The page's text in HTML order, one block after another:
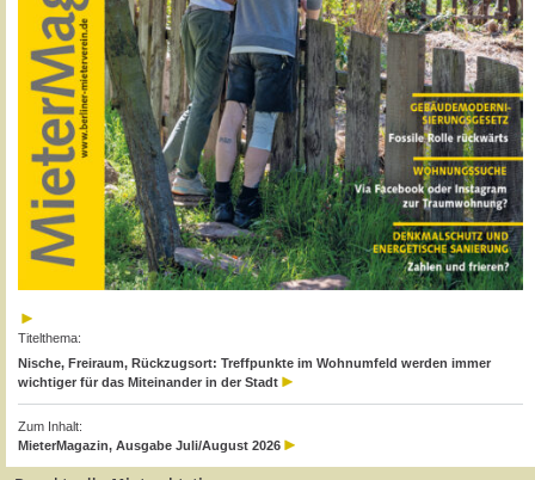
Titelthema:
Nische, Freiraum, Rückzugsort: Treffpunkte im Wohnumfeld werden immer
wichtiger für das Miteinander in der Stadt
Zum Inhalt:
MieterMagazin, Ausgabe Juli/August 2026